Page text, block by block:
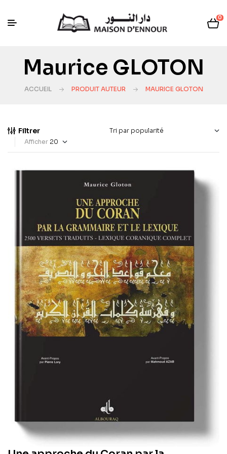
0
Maurice GLOTON
ACCUEIL PRODUIT AUTEUR MAURICE GLOTON
Filtrer
Afficher